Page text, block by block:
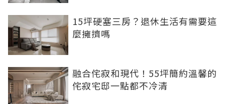
15坪硬塞三房？退休生活有需要這
麼擁擠嗎
融合侘寂和現代！55坪簡約溫馨的
侘寂宅邸一點都不冷清